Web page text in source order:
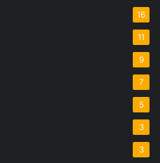
16
11
9
7
5
3
3